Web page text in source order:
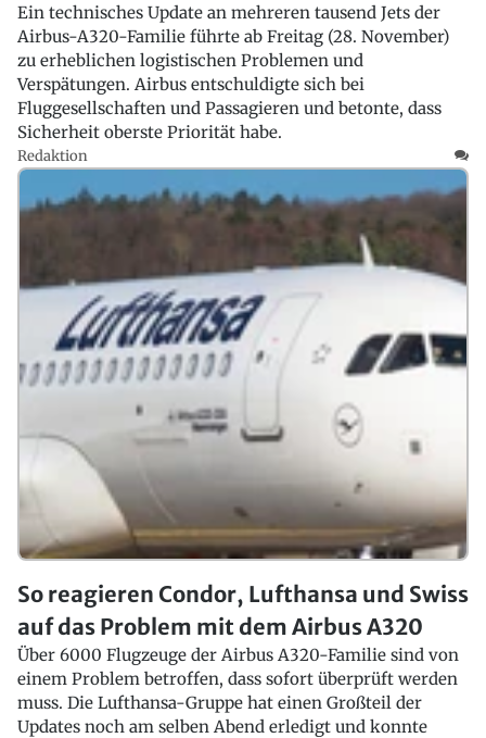
Ein technisches Update an mehreren tausend Jets der
Airbus-A320-Familie führte ab Freitag (28. November)
zu erheblichen logistischen Problemen und
Verspätungen. Airbus entschuldigte sich bei
Fluggesellschaften und Passagieren und betonte, dass
Sicherheit oberste Priorität habe.
Redaktion
So reagieren Condor, Lufthansa und Swiss
auf das Problem mit dem Airbus A320
Über 6000 Flugzeuge der Airbus A320-Familie sind von
einem Problem betroffen, dass sofort überprüft werden
muss. Die Lufthansa-Gruppe hat einen Großteil der
Updates noch am selben Abend erledigt und konnte